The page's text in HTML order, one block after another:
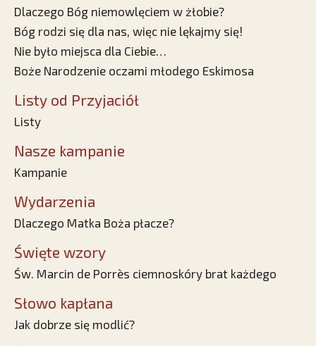
Dlaczego Bóg niemowlęciem w żłobie?
Bóg rodzi się dla nas, więc nie lękajmy się!
Nie było miejsca dla Ciebie…
Boże Narodzenie oczami młodego Eskimosa
Listy od Przyjaciół
Listy
Nasze kampanie
Kampanie
Wydarzenia
Dlaczego Matka Boża płacze?
Święte wzory
Św. Marcin de Porrès ciemnoskóry brat każdego
Słowo kapłana
Jak dobrze się modlić?